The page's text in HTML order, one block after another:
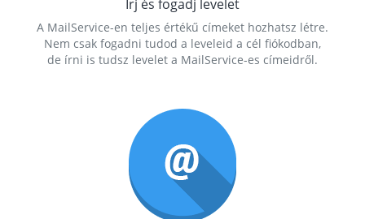
Írj és fogadj levelet
A MailService-en teljes értékű címeket hozhatsz létre.
Nem csak fogadni tudod a leveleid a cél fiókodban,
de írni is tudsz levelet a MailService-es címeidről.